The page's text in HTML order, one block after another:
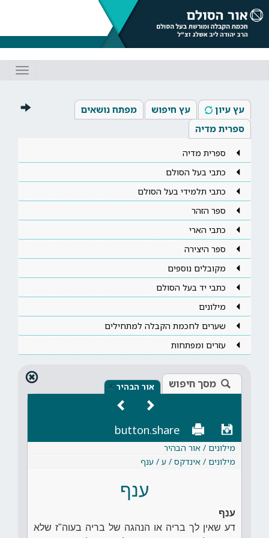
עץ עיון עץ חיפוש
מפתח נושאים
ספרית מדיה
ספרית מדיה
כתבי בעל הסולם
כתבי תלמידי בעל הסולם
ספר הזהר
כתבי הארי
ספר היצירה
מקובלים נוספים
כתבי יד בעל הסולם
מילונים
שערים לחכמת הקבלה למתחילים
עזרים ומפתחות
מסך חיפוש אור הבהיר ×
button.share
מילונים / אור הבהיר
מילונים / אינדקס / ע / ענף
ענף
ענף
דע שאין לך בריה או הנהגה של בריה בעוה"ז שלא